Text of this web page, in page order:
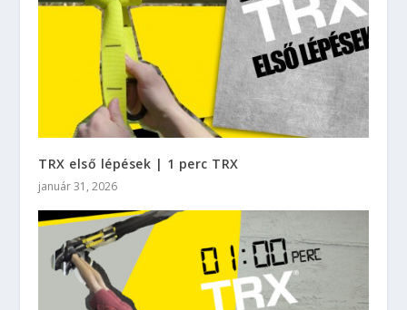
TRX első lépések | 1 perc TRX
január 31, 2026